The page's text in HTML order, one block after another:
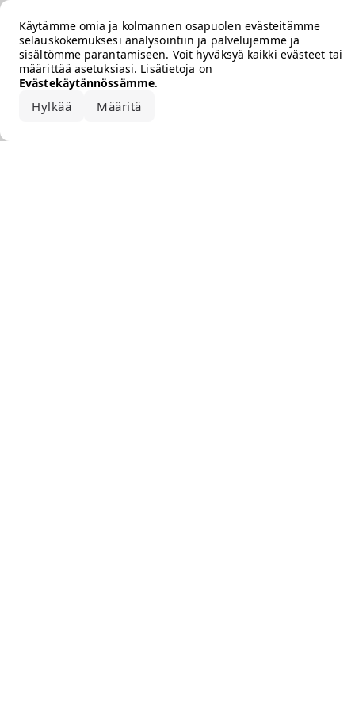
Käytämme omia ja kolmannen osapuolen evästeitämme
selauskokemuksesi analysointiin ja palvelujemme ja
sisältömme parantamiseen. Voit hyväksyä kaikki evästeet tai
määrittää asetuksiasi. Lisätietoja on
Evästekäytännössämme.
Hylkää Määritä
Error loading the brand